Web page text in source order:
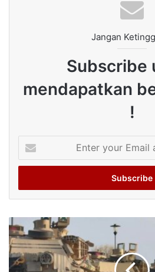
Jangan
Subscribe
mendapatkan
!
your
Email